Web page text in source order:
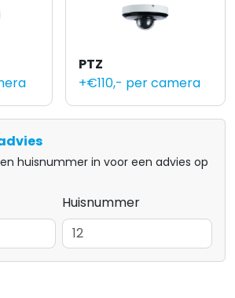
PTZ
+€110,- per camera
huisnummer in voor een advies op
Huisnummer